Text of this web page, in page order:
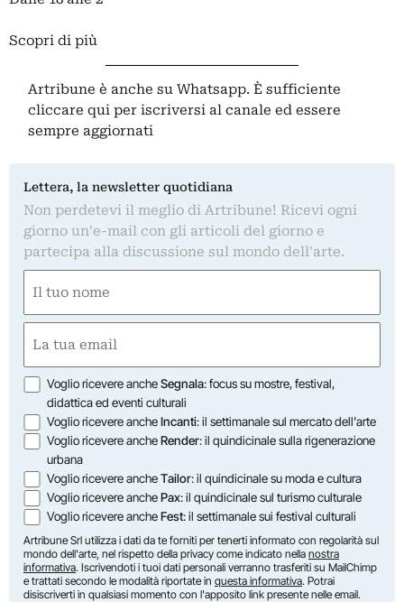
Scopri di più
Artribune è anche su Whatsapp. È sufficiente
cliccare qui per iscriversi al canale ed essere
sempre aggiornati
Lettera, la newsletter quotidiana
Non perdetevi il meglio di Artribune! Ricevi ogni
giorno un'e-mail con gli articoli del giorno e
partecipa alla discussione sul mondo dell'arte.
(Obbligatorio)
Nome
(Obbligatorio)
Opzioni
Voglio ricevere ancheSegnala: focus su mostre, festival,
didattica ed eventi culturali
Voglio ricevere ancheIncanti: il settimanale sul mercato dell'arte
Voglio ricevere ancheRender: il quindicinale sulla rigenerazione
urbana
Voglio ricevere ancheTailor: il quindicinale su moda e cultura
Voglio ricevere anchePax: il quindicinale sul turismo culturale
Voglio ricevere ancheFest: il settimanale sui festival culturali
Artribune Srl utilizza i dati da te forniti per tenerti informato con regolarità sul
mondo dell'arte, nel rispetto della privacy come indicato nella nostra
informativa. Iscrivendoti i tuoi dati personali verranno trasferiti su MailChimp
e trattati secondo le modalità riportate in questa informativa. Potrai
disiscriverti in qualsiasi momento con l'apposito link presente nelle email.